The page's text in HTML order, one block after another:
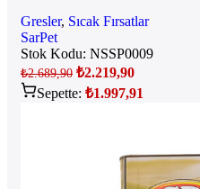
Gresler, Sıcak Fırsatlar
SarPet
Stok Kodu: NSSP0009
₺2.689,90 ₺2.219,90
Sepette: ₺1.997,91